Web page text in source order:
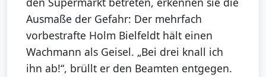
Ausmaße der Gefahr: Der mehrfach
vorbestrafte Holm Bielfeldt hält einen
Wachmann als Geisel. „Bei drei knall ich
ihn ab!“, brüllt er den Beamten entgegen.